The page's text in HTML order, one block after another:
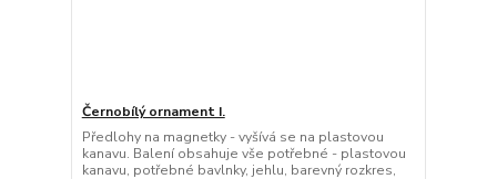
Černobílý ornament I.
Předlohy na magnetky - vyšívá se na plastovou
kanavu. Balení obsahuje vše potřebné - plastovou
kanavu, potřebné bavlnky, jehlu, barevný rozkres,